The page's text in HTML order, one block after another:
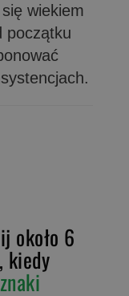
wiekiem
początku
około 6
kiedy